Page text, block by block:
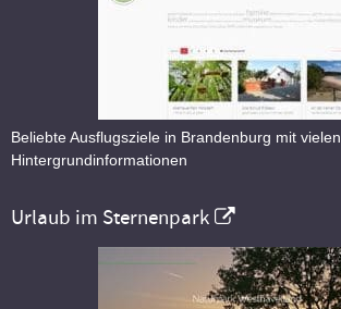
Beliebte Ausflugsziele in Brandenburg mit vielen
Hintergrundinformationen
Urlaub im Sternenpark